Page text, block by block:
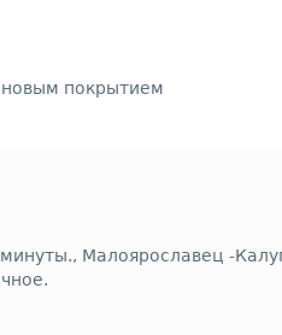
новым покрытием
Малоярославец -